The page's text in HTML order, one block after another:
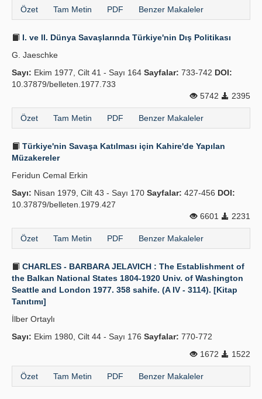
Özet Tam Metin PDF Benzer Makaleler
I. ve II. Dünya Savaşlarında Türkiye'nin Dış Politikası
G. Jaeschke
Sayı: Ekim 1977, Cilt 41 - Sayı 164 Sayfalar: 733-742 DOI:
10.37879/belleten.1977.733
5742
2395
Özet Tam Metin PDF Benzer Makaleler
Türkiye'nin Savaşa Katılması için Kahire'de Yapılan
Müzakereler
Feridun Cemal Erkin
Sayı: Nisan 1979, Cilt 43 - Sayı 170 Sayfalar: 427-456 DOI:
10.37879/belleten.1979.427
6601
2231
Özet Tam Metin PDF Benzer Makaleler
CHARLES - BARBARA JELAVICH : The Establishment of
the Balkan National States 1804-1920 Univ. of Washington
Seattle and London 1977. 358 sahife. (A IV - 3114). [Kitap
Tanıtımı]
İlber Ortaylı
Sayı: Ekim 1980, Cilt 44 - Sayı 176 Sayfalar: 770-772
1672
1522
Özet Tam Metin PDF Benzer Makaleler